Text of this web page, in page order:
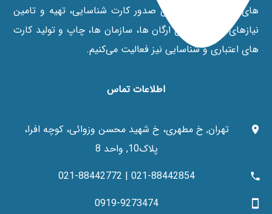
های هوشمند، پرينترهای صدور کارت شناسایی، تهیه و تامین
نیازهای سخت افزاری ارگان ها، سازمان ها، چاپ و تولید کارت
های اعتباری و شناسایی نیز فعالیت می‌کنیم.
اطلاعات تماس
تهران, خ مطهری، خ شهید محسن وزوائی، کوچه افرا،
پلاک10, واحد 8
021-88442854 | 021-88442772
0919-9273474